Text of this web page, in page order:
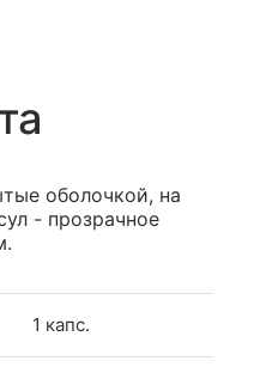
оболочкой, на
- прозрачное
1 капс.